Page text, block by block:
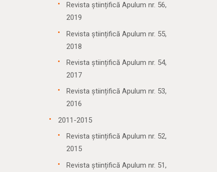
Revista științifică Apulum nr. 56,
2019
Revista științifică Apulum nr. 55,
2018
Revista științifică Apulum nr. 54,
2017
Revista științifică Apulum nr. 53,
2016
2011-2015
Revista științifică Apulum nr. 52,
2015
Revista științifică Apulum nr. 51,